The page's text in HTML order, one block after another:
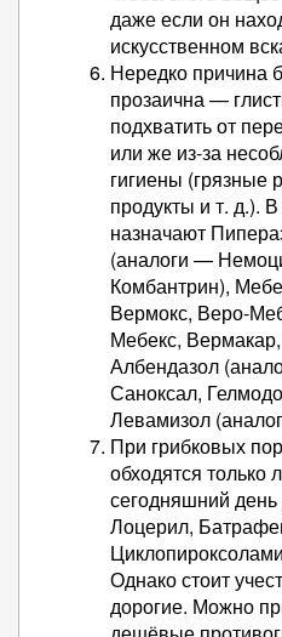
даже если он
искусственном
Нередко причина
прозаична —
подхватить от
или же из-за
гигиены (грязные
продукты и т. д.).
назначают
(аналоги —
Комбантрин),
Вермокс, Веро-
Мебекс,
Албендазол
Саноксал,
Левамизол
При грибковых
обходятся только
сегодняшний день
Лоцерил,
Однако стоит
дорогие. Можно